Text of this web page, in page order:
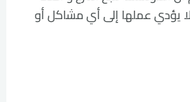
يؤدي عملها إلى أي مشاكل أو